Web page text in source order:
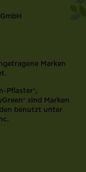
Marken
Pflaster®,
sind Marken
benutzt unter